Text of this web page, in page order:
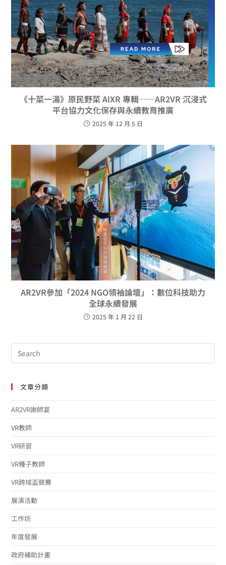
《十菜一湯》原民野菜 AIXR 專輯——AR2VR 沉浸式
平台協力文化保存與永續教育推廣
2025 年 12 月 5 日
AR2VR參加「2024 NGO領袖論壇」：數位科技助力
全球永續發展
2025 年 1 月 22 日
文章分類
AR2VR謝師宴
VR教師
VR研習
VR種子教師
VR跨域盃競賽
展演活動
工作坊
年度發展
政府補助計畫